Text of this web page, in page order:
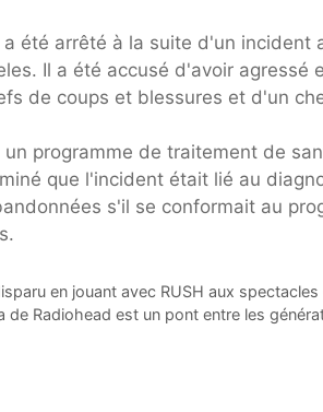
a été arrêté à la suite d'un
Il a été accusé d'avoir
de coups et blessures et d'un
programme de traitement de
que l'incident était lié au
s'il se conformait au
en jouant avec RUSH aux spectacles
de Radiohead est un pont entre les